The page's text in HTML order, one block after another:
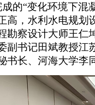
的“变化环境下
高，水利水电规
勘察设计大师王
副书记田斌教授
长、河海大学李